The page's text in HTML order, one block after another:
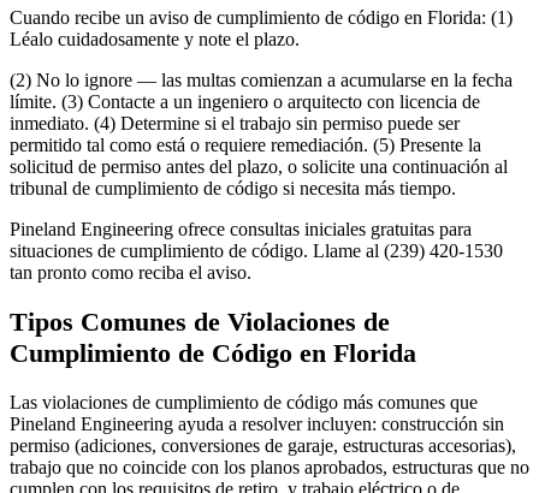
Cuando recibe un aviso de cumplimiento de código en Florida: (1)
Léalo cuidadosamente y note el plazo.
(2) No lo ignore — las multas comienzan a acumularse en la fecha
límite. (3) Contacte a un ingeniero o arquitecto con licencia de
inmediato. (4) Determine si el trabajo sin permiso puede ser
permitido tal como está o requiere remediación. (5) Presente la
solicitud de permiso antes del plazo, o solicite una continuación al
tribunal de cumplimiento de código si necesita más tiempo.
Pineland Engineering ofrece consultas iniciales gratuitas para
situaciones de cumplimiento de código. Llame al (239) 420-1530
tan pronto como reciba el aviso.
Tipos Comunes de Violaciones de
Cumplimiento de Código en Florida
Las violaciones de cumplimiento de código más comunes que
Pineland Engineering ayuda a resolver incluyen: construcción sin
permiso (adiciones, conversiones de garaje, estructuras accesorias),
trabajo que no coincide con los planos aprobados, estructuras que no
cumplen con los requisitos de retiro, y trabajo eléctrico o de